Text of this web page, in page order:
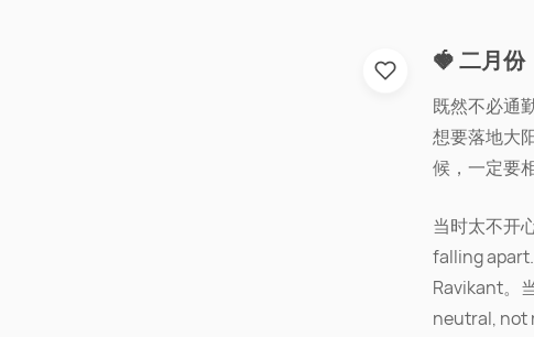
🍓 二月
既然不必通
想要落地大
候，一定要
当时太不开
falling
Ravikant。
neutral, not